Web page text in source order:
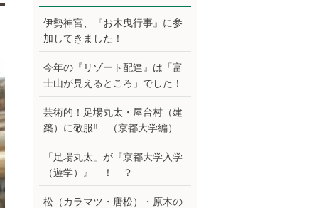
伊勢神宮、『お木曳行事』に参
加してきました！
今年の『リゾート配達』は「富
士山が見えるところ」でした！
芸術的！足場丸太・屋台村（建
築）に敬服‼ （京都大学編）
「足場丸太」が『京都大学入学
（遊学）』 ！ ？
松（カラマツ・唐松）・原木の